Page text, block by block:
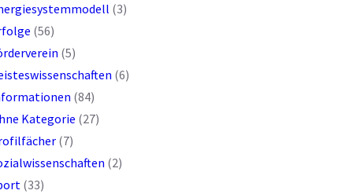
(3)
(56)
(5)
(6)
(84)
Kategorie (27)
(7)
(2)
(33)